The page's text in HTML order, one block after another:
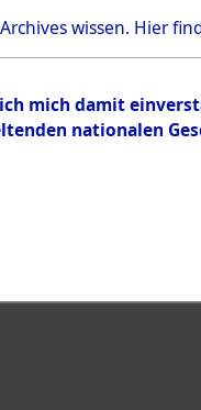
wissen. Hier
mich damit
nationalen